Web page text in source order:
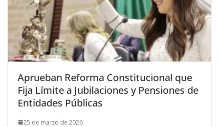
Aprueban Reforma Constitucional que
Fija Límite a Jubilaciones y Pensiones de
Entidades Públicas
25 de marzo de 2026